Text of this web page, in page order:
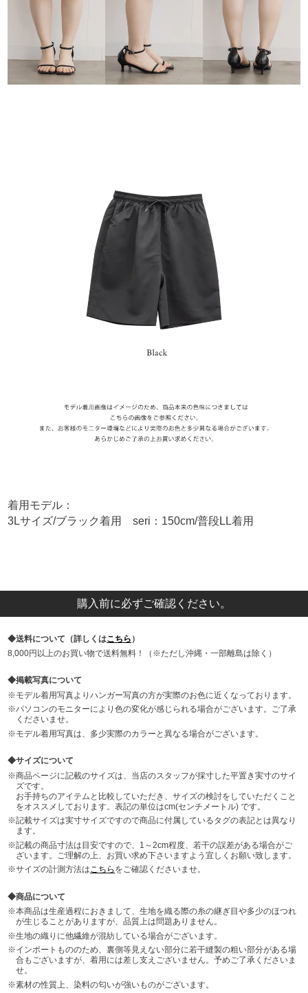
着用モデル：
3Lサイズ/ブラック着用 seri：150cm/普段LL着用
購入前に必ずご確認ください。
送料について（詳しくはこちら ）
8,000円以上のお買い物で送料無料！（※ただし沖縄・一部離島は除く）
掲載写真について
モデル着用写真よりハンガー写真の方が実際のお色に近くなっております。
パソコンのモニターにより色の変化が感じられる場合がございます。ご了承
くださいませ。
モデル着用写真は、多少実際のカラーと異なる場合がございます。
サイズについて
商品ページに記載のサイズは、当店のスタッフが採寸した平置き実寸のサイ
ズです。
お手持ちのアイテムと比較していただき、サイズの検討をしていただくこと
をオススメしております。表記の単位はcm(センチメートル) です。
記載サイズは実寸サイズですので商品に付属しているタグの表記とは異なり
ます。
記載の商品寸法は目安ですので、1～2cm程度、若干の誤差がある場合がご
ざいます。ご理解の上、お買い求め下さいますよう宜しくお願い致します。
サイズの計測方法はこちら をご確認くださいませ。
商品について
本商品は生産過程におきまして、生地を織る際の糸の継ぎ目や多少のほつれ
が生じることがありますが、品質上は問題ありません。
生地の織りに他繊維が混紡している場合がございます。
インポートもののため、裏側等見えない部分に若干縫製の粗い部分がある場
合もございますが、着用には差し支えございません。予めご了承くださいま
せ。
素材の性質上、染料の匂いが強いものがございます。